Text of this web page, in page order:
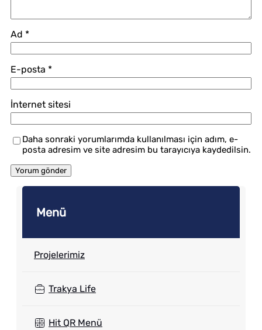
Ad *
E-posta *
İnternet sitesi
Daha sonraki yorumlarımda kullanılması için adım, e-
posta adresim ve site adresim bu tarayıcıya kaydedilsin.
Menü
Projelerimiz
Trakya Life
Hit QR Menü